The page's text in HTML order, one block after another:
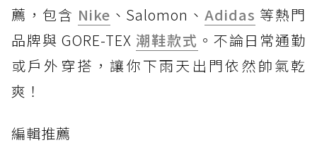
薦，包含 Nike 、Salomon、Adidas 等熱門
品牌與 GORE-TEX 潮鞋款式 。不論日常通勤
或戶外穿搭，讓你下雨天出門依然帥氣乾
爽！
編輯推薦